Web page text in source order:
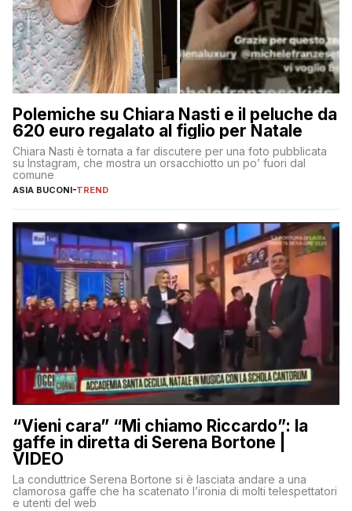
Polemiche su Chiara Nasti e il peluche da
620 euro regalato al figlio per Natale
Chiara Nasti è tornata a far discutere per una foto pubblicata
su Instagram, che mostra un orsacchiotto un po’ fuori dal
comune
ASIA BUCONI-TREND
“Vieni cara” “Mi chiamo Riccardo”: la
gaffe in diretta di Serena Bortone |
VIDEO
La conduttrice Serena Bortone si è lasciata andare a una
clamorosa gaffe che ha scatenato l’ironia di molti telespettatori
e utenti del web